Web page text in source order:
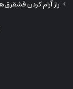
راز آرام کردن